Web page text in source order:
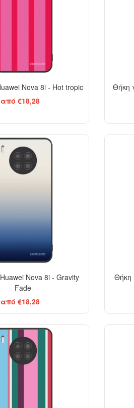
Nova 8i - Hot tropic
από €18,28
Θήκη
BESTSELLER
Nova 8i - Gravity
Fade
από €18,28
Θήκη